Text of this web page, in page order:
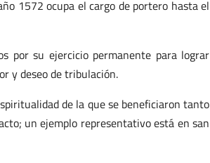
1572 ocupa el cargo de portero hasta el
por su ejercicio permanente para lograr
y deseo de tribulación.
de la que se beneficiaron tanto
un ejemplo representativo está en san